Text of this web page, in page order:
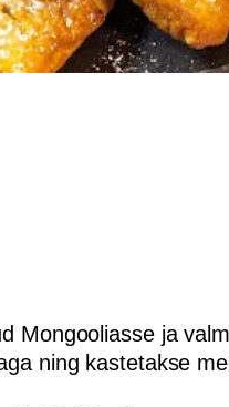
Mongooliasse ja
ning kastetakse